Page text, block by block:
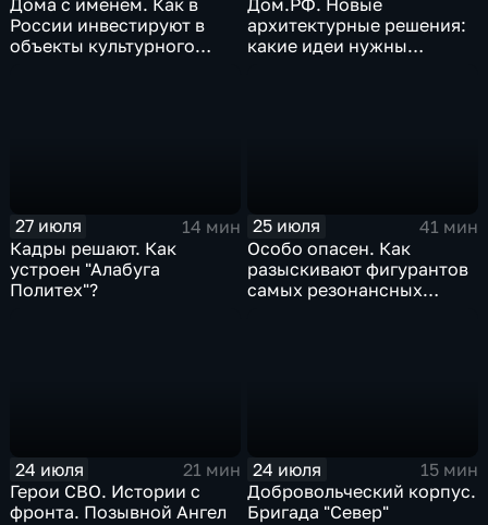
Дома с именем. Как в
России инвестируют в
объекты культурного
Дом.РФ. Новые
архитектурные решения:
какие идеи нужны
27 июля
14 мин
Кадры решают. Как
устроен "Алабуга
Политех"?
25 июля
41 мин
Особо опасен. Как
разыскивают фигурантов
самых резонансных
24 июля
21 мин
Герои СВО. Истории с
фронта. Позывной Ангел
24 июля
15 мин
Добровольческий корпус.
Бригада "Север"